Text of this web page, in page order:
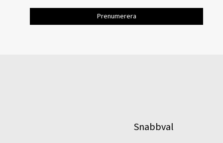
Snabbval